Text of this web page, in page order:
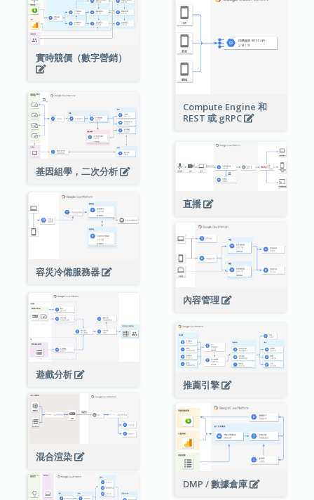
實時競價（數字營銷）
Compute Engine 和
REST 或 gRPC
基因組學，二次分析
直播
容災冷備服務器
內容管理
遊戲分析
推薦引擎
混合渲染
DMP / 數據倉庫